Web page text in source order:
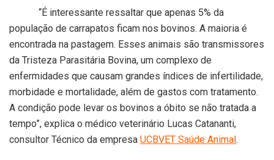
“É interessante ressaltar que apenas 5% da
população de carrapatos ficam nos bovinos. A maioria é
encontrada na pastagem. Esses animais são transmissores
da Tristeza Parasitária Bovina, um complexo de
enfermidades que causam grandes índices de infertilidade,
morbidade e mortalidade, além de gastos com tratamento.
A condição pode levar os bovinos a óbito se não tratada a
tempo”, explica o médico veterinário Lucas Catananti,
consultor Técnico da empresa UCBVET Saúde Animal.